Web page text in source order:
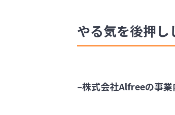
やる気を後押
–株式会社Alfreeの事業